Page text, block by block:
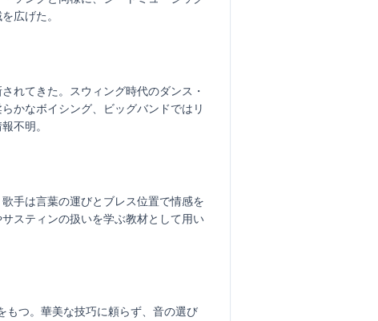
広げた。
れてきた。スウィング時代のダンス・
かなボイシング、ビッグバンドではリ
不明。
手は言葉の運びとブレス位置で情感を
スティンの扱いを学ぶ教材として用い
つ。華美な技巧に頼らず、音の選び